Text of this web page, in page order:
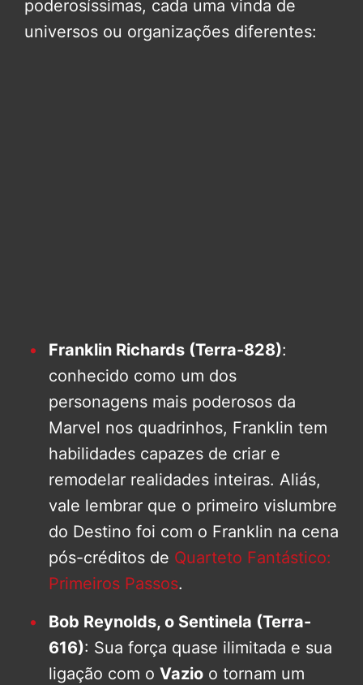
poderosíssimas, cada uma vinda de
universos ou organizações diferentes:
Franklin Richards (Terra-828):
conhecido como um dos
personagens mais poderosos da
Marvel nos quadrinhos, Franklin tem
habilidades capazes de criar e
remodelar realidades inteiras. Aliás,
vale lembrar que o primeiro vislumbre
do Destino foi com o Franklin na cena
pós-créditos de Quarteto Fantástico:
Primeiros Passos.
Bob Reynolds, o Sentinela (Terra-
616): Sua força quase ilimitada e sua
ligação com o Vazio o tornam um